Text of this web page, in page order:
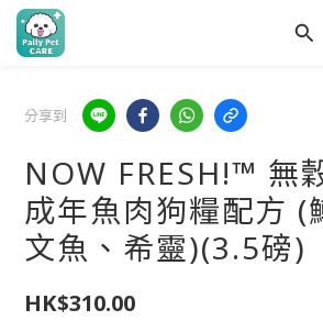
分享到
NOW FRESH!™ 無
成年魚肉狗糧配方 (
文魚、希靈)(3.5磅)
HK$310.00